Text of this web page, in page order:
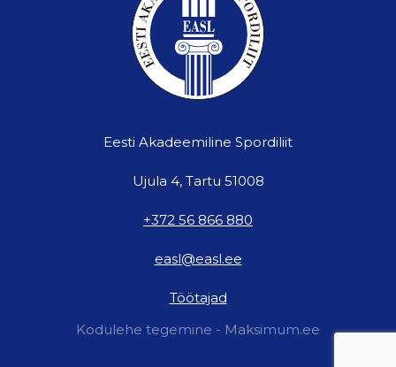
Eesti Akadeemiline Spordiliit
Ujula 4, Tartu 51008
+372 56 866 880
easl@easl.ee
Töötajad
Kodulehe tegemine - Maksimum.ee